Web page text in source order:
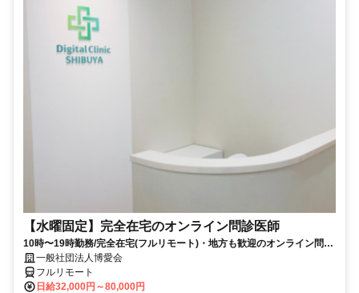
【水曜固定】完全在宅のオンライン問診医師
10時〜19時勤務/完全在宅(フルリモート)・地方も歓迎のオンライン問診
業務一般社団法人博愛会
フルリモート
日給32,000円～80,000円